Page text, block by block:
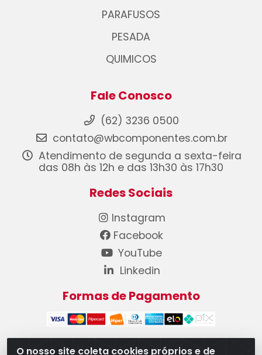
O nosso site coleta cookies próprios e de
PARAFUSOS
PESADA
QUIMICOS
Fale Conosco
(62) 3236 0500
contato@wbcomponentes.com.br
Atendimento de segunda a sexta-feira
das 08h às 12h e das 13h30 às 17h30
Redes Sociais
Instagram
Facebook
YouTube
Linkedin
Formas de Pagamento